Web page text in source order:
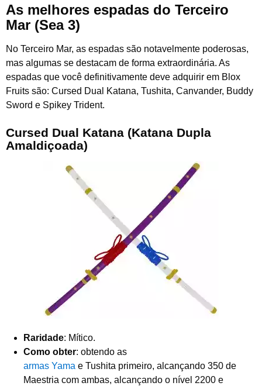
As melhores espadas do Terceiro
Mar (Sea 3)
No Terceiro Mar, as espadas são notavelmente poderosas,
mas algumas se destacam de forma extraordinária. As
espadas que você definitivamente deve adquirir em Blox
Fruits são: Cursed Dual Katana, Tushita, Canvander, Buddy
Sword e Spikey Trident.
Cursed Dual Katana (Katana Dupla
Amaldiçoada)
Raridade: Mítico.
Como obter: obtendo as
armas Yama e Tushita primeiro, alcançando 350 de
Maestria com ambas, alcançando o nível 2200 e